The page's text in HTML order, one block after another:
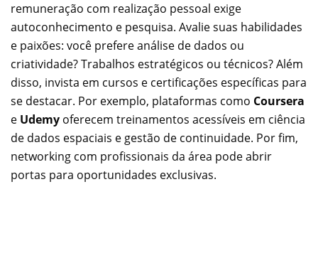
remuneração com realização pessoal exige
autoconhecimento e pesquisa. Avalie suas habilidades
e paixões: você prefere análise de dados ou
criatividade? Trabalhos estratégicos ou técnicos? Além
disso, invista em cursos e certificações específicas para
se destacar. Por exemplo, plataformas como Coursera
e Udemy oferecem treinamentos acessíveis em ciência
de dados espaciais e gestão de continuidade. Por fim,
networking com profissionais da área pode abrir
portas para oportunidades exclusivas.